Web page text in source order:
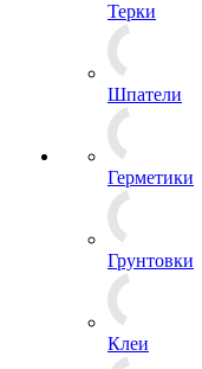
Терки
Шпатели
Герметики
Грунтовки
Клеи